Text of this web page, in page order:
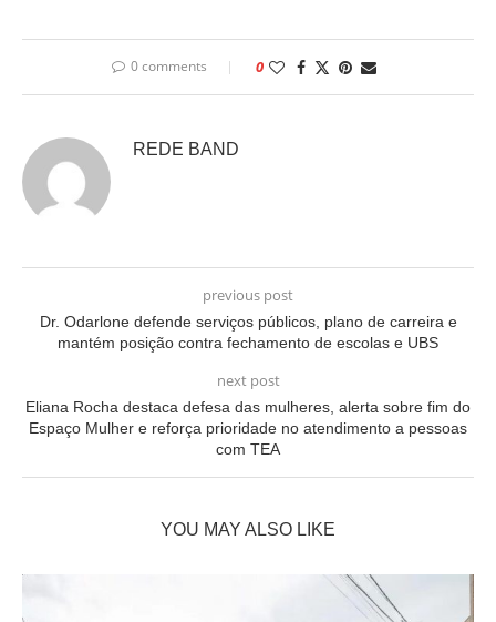
0 comments 0
REDE BAND
previous post
Dr. Odarlone defende serviços públicos, plano de carreira e
mantém posição contra fechamento de escolas e UBS
next post
Eliana Rocha destaca defesa das mulheres, alerta sobre fim do
Espaço Mulher e reforça prioridade no atendimento a pessoas
com TEA
YOU MAY ALSO LIKE